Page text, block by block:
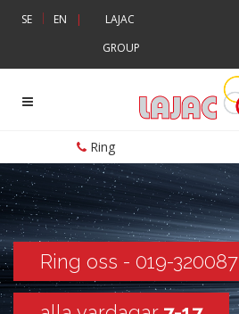
SE | EN |
LAJAC
GROUP
Ring
Ring oss - 019-320087